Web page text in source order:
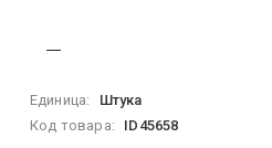
Единица:
Штука
Код товара:
ID45658